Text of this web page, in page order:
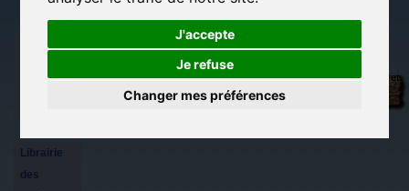
J'accepte
Je refuse
Changer mes préférences
Librairie des
Carterie
originale
Activités
détente et jeux
Objets déco et
Librairie
des